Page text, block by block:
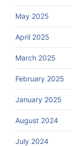
May 2025
April 2025
March 2025
February 2025
January 2025
August 2024
July 2024